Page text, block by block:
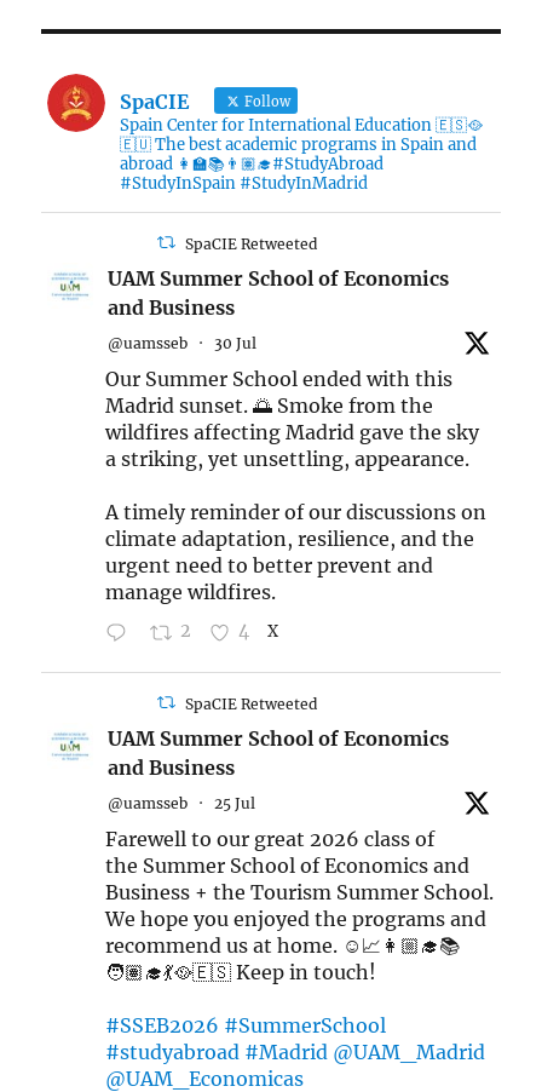
SpaCIE Follow
Spain Center for International Education 🇪🇸🥘
🇪🇺 The best academic programs in Spain and
abroad 👩‍🏫📚👨🏽‍🎓#StudyAbroad
#StudyInSpain #StudyInMadrid
SpaCIE Retweeted
UAM Summer School of Economics
and Business
@uamsseb · 30 Jul
Our Summer School ended with this
Madrid sunset. 🌅 Smoke from the
wildfires affecting Madrid gave the sky
a striking, yet unsettling, appearance.
A timely reminder of our discussions on
climate adaptation, resilience, and the
urgent need to better prevent and
manage wildfires.
2 4 X
SpaCIE Retweeted
UAM Summer School of Economics
and Business
@uamsseb · 25 Jul
Farewell to our great 2026 class of
the Summer School of Economics and
Business + the Tourism Summer School.
We hope you enjoyed the programs and
recommend us at home. ☺️📈👩🏼‍🎓📚
🧑🏽‍🎓💃🥘🇪🇸 Keep in touch!
#SSEB2026 #SummerSchool
#studyabroad #Madrid @UAM_Madrid
@UAM_Economicas